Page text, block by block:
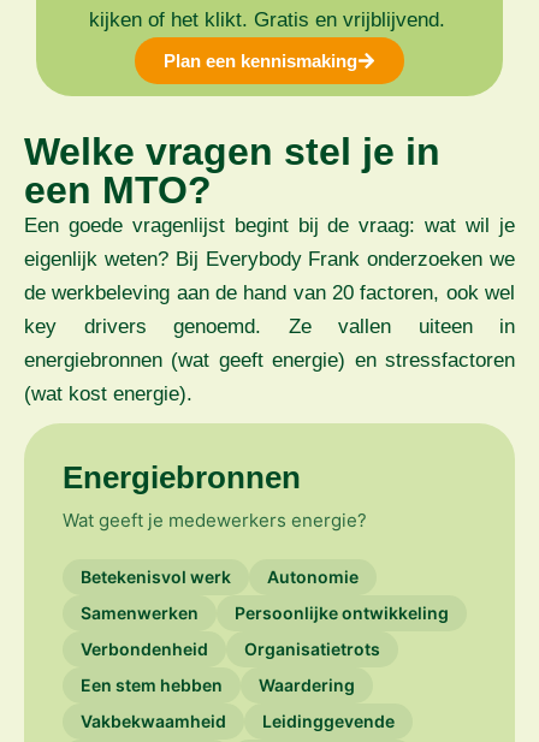
kijken of het klikt. Gratis en vrijblijvend.
Plan een kennismaking
Welke vragen stel je in
een MTO?
Een goede vragenlijst begint bij de vraag: wat wil je
eigenlijk weten? Bij Everybody Frank onderzoeken we
de werkbeleving aan de hand van 20 factoren, ook wel
key drivers genoemd. Ze vallen uiteen in
energiebronnen (wat geeft energie) en stressfactoren
(wat kost energie).
Energiebronnen
Wat geeft je medewerkers energie?
Betekenisvol werk
Autonomie
Samenwerken
Persoonlijke ontwikkeling
Verbondenheid
Organisatietrots
Een stem hebben
Waardering
Vakbekwaamheid
Leidinggevende